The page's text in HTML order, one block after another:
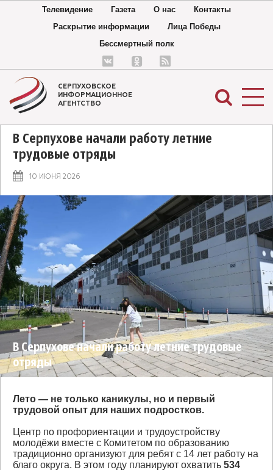
Телевидение Газета О нас
Контакты
Раскрытие информации
Лица Победы
Бессмертный полк
СЕРПУХОВСКОЕ
ИНФОРМАЦИОННОЕ
АГЕНТСТВО
В Серпухове начали работу летние
трудовые отряды
10 ИЮНЯ 2026
В Серпухове начали работу летние трудовые
отряды
Лето — не только каникулы, но и первый
трудовой опыт для наших подростков.
Центр по профориентации и трудоустройству
молодёжи вместе с Комитетом по образованию
традиционно организуют для ребят с 14 лет работу на
благо округа. В этом году планируют охватить 534